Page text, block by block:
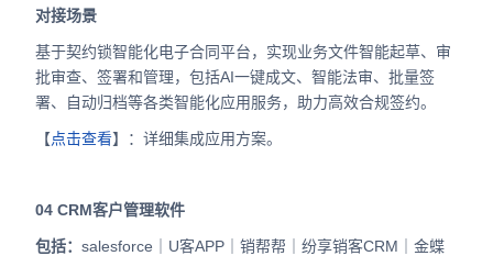
对接场景
基于契约锁智能化电子合同平台，实现业务文件智能起草、审
批审查、签署和管理，包括AI一键成文、智能法审、批量签
署、自动归档等各类智能化应用服务，助力高效合规签约。
【点击查看】：详细集成应用方案。
04 CRM客户管理软件
包括： salesforce｜U客APP｜销帮帮｜纷享销客CRM｜金蝶